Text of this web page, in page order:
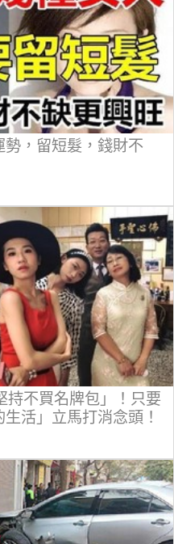
，留短髮，錢財不
持不買名牌包」！只要
活」立馬打消念頭！